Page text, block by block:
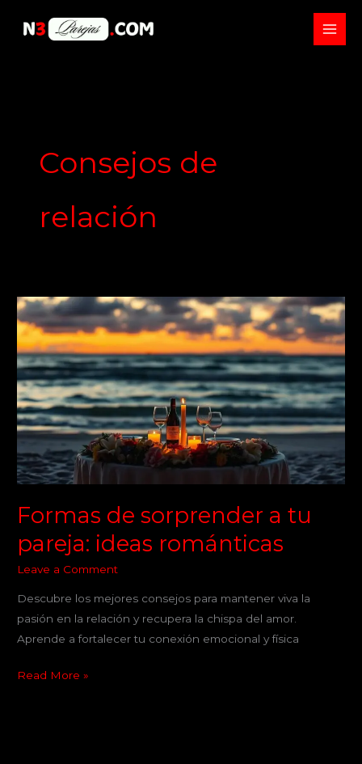
Consejos de
relación
Formas de sorprender a tu
pareja: ideas románticas
Leave a Comment
Descubre los mejores consejos para mantener viva la
pasión en la relación y recupera la chispa del amor.
Aprende a fortalecer tu conexión emocional y física
Formas
de
sorprender
a
tu
pareja:
ideas
románticas
Read More »